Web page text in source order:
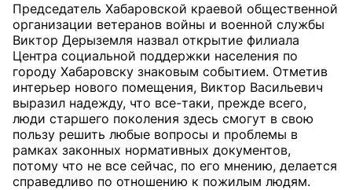
Председатель Хабаровской краевой общественной
организации ветеранов войны и военной службы
Виктор Дерыземля назвал открытие филиала
Центра социальной поддержки населения по
городу Хабаровску знаковым событием. Отметив
интерьер нового помещения, Виктор Васильевич
выразил надежду, что все-таки, прежде всего,
люди старшего поколения здесь смогут в свою
пользу решить любые вопросы и проблемы в
рамках законных нормативных документов,
потому что не все сейчас, по его мнению, делается
справедливо по отношению к пожилым людям.